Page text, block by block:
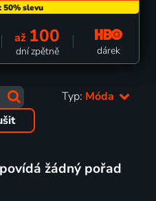
až 100
dní zpětně dárek
Typ: Móda
žádný pořad